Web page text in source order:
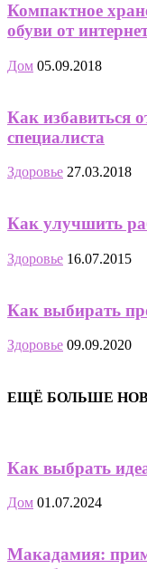
Компактное
обуви от
Дом 05.09.2018
Как избавиться
специалиста
Здоровье 27.03.2018
Как улучшить
Здоровье 16.07.2015
Как выбирать
Здоровье 09.09.2020
ЕЩЁ БОЛЬШЕ
Как выбрать
Дом 01.07.2024
Макадамия: